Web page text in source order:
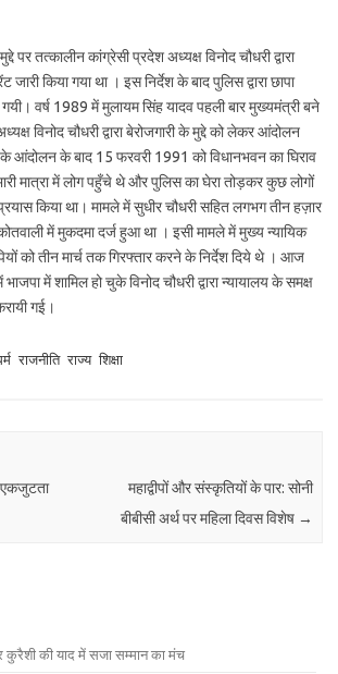
पर तत्कालीन कांग्रेसी प्रदेश अध्यक्ष विनोद चौधरी द्वारा
किया गया था । इस निर्देश के बाद पुलिस द्वारा छापा
गयी। वर्ष 1989 में मुलायम सिंह यादव पहली बार मुख्यमंत्री बने
विनोद चौधरी द्वारा बेरोजगारी के मुद्दे को लेकर आंदोलन
आंदोलन के बाद 15 फरवरी 1991 को विधानभवन का घिराव
मात्रा में लोग पहुँचे थे और पुलिस का घेरा तोड़कर कुछ लोगों
किया था। मामले में सुधीर चौधरी सहित लगभग तीन हज़ार
में मुकदमा दर्ज हुआ था । इसी मामले में मुख्य न्यायिक
को तीन मार्च तक गिरफ्तार करने के निर्देश दिये थे । आज
भाजपा में शामिल हो चुके विनोद चौधरी द्वारा न्यायालय के समक्ष
गई।
राजनीति राज्य शिक्षा
एकजुटता
महाद्वीपों और संस्कृतियों के पार: सोनी
बीबीसी अर्थ पर महिला दिवस विशेष →
कुरैशी की याद में सजा सम्मान का मंच